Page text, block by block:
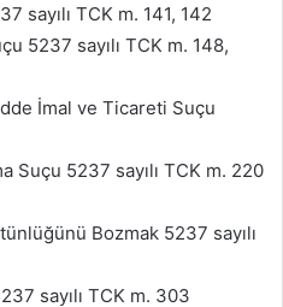
sayılı TCK m. 141, 142
5237 sayılı TCK m. 148,
İmal ve Ticareti Suçu
Suçu 5237 sayılı TCK m. 220
Bozmak 5237 sayılı
sayılı TCK m. 303